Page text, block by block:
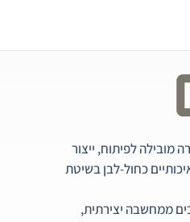
מובילה לפיתוח, ייצור
כחול-לבן בשיטת
ממחשבה יצירתית,